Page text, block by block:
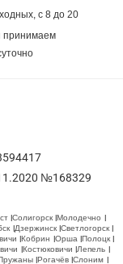
с 8 до 20
принимаем
№168329
Солигорск Молодечно
Дзержинск Светлогорск
Кобрин Орша Полоцк
Костюковичи Лепель
Рогачёв Слоним